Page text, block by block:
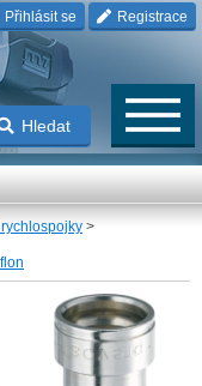
Přihlásit se Registrace
Hledat
>